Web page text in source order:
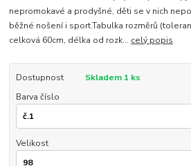
nepromokavé a prodyšné, děti se v nich
běžné nošení i sport.Tabulka rozměrů
celková 60cm, délka od rozk... celý popis
Dostupnost
Skladem 1 ks
Barva číslo
Velikost